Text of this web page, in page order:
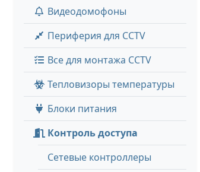
Видеодомофоны
Периферия для CCTV
Все для монтажа CCTV
Тепловизоры температуры
Блоки питания
Контроль доступа
Сетевые контроллеры